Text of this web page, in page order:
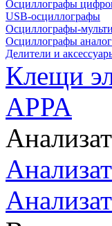
Осциллографы
USB-осциллографы
Осциллографы-
Осциллографы
Делители и
Клещи
APPA